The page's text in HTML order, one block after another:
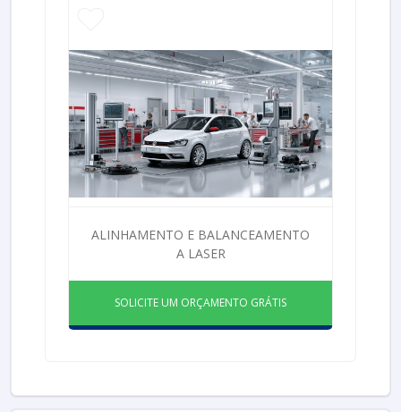
ALINHAMENTO E BALANCEAMENTO
A LASER
SOLICITE UM ORÇAMENTO GRÁTIS